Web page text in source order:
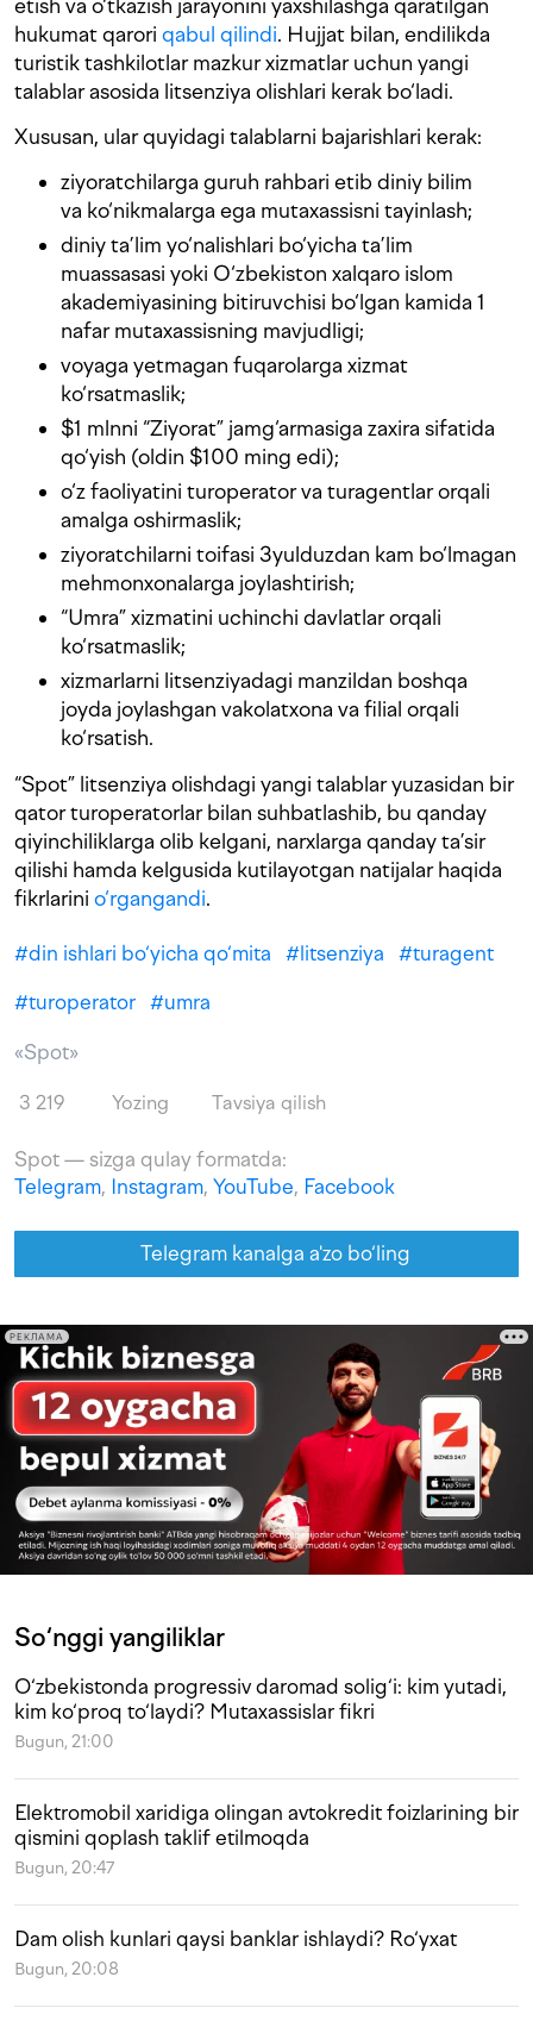
etish va o‘tkazish jarayonini yaxshilashga qaratilgan
hukumat qarori qabul qilindi. Hujjat bilan, endilikda
turistik tashkilotlar mazkur xizmatlar uchun yangi
talablar asosida litsenziya olishlari kerak bo‘ladi.
Xususan, ular quyidagi talablarni bajarishlari kerak:
ziyoratchilarga guruh rahbari etib diniy bilim
va ko‘nikmalarga ega mutaxassisni tayinlash;
diniy ta’lim yo‘nalishlari bo‘yicha ta’lim
muassasasi yoki O‘zbekiston xalqaro islom
akademiyasining bitiruvchisi bo‘lgan kamida 1
nafar mutaxassisning mavjudligi;
voyaga yetmagan fuqarolarga xizmat
ko‘rsatmaslik;
$1 mlnni “Ziyorat” jamg‘armasiga zaxira sifatida
qo‘yish (oldin $100 ming edi);
o‘z faoliyatini turoperator va turagentlar orqali
amalga oshirmaslik;
ziyoratchilarni toifasi 3yulduzdan kam bo‘lmagan
mehmonxonalarga joylashtirish;
“Umra” xizmatini uchinchi davlatlar orqali
ko‘rsatmaslik;
xizmarlarni litsenziyadagi manzildan boshqa
joyda joylashgan vakolatxona va filial orqali
ko‘rsatish.
“Spot” litsenziya olishdagi yangi talablar yuzasidan bir
qator turoperatorlar bilan suhbatlashib, bu qanday
qiyinchiliklarga olib kelgani, narxlarga qanday ta’sir
qilishi hamda kelgusida kutilayotgan natijalar haqida
fikrlarini o‘rgangandi.
#din ishlari bo‘yicha qo‘mita #litsenziya #turagent
#turoperator #umra
«Spot»
3 219 Yozing Tavsiya qilish
Spot — sizga qulay formatda:
Telegram, Instagram, YouTube, Facebook
Telegram kanalga a'zo bo‘ling
РЕКЛАМА
So‘nggi yangiliklar
O‘zbekistonda progressiv daromad solig‘i: kim yutadi,
kim ko‘proq to‘laydi? Mutaxassislar fikri
Bugun, 21:00
Elektromobil xaridiga olingan avtokredit foizlarining bir
qismini qoplash taklif etilmoqda
Bugun, 20:47
Dam olish kunlari qaysi banklar ishlaydi? Ro‘yxat
Bugun, 20:08